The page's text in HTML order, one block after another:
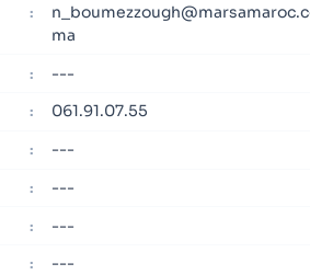
:
ma
: ---
: 061.91.07.55
: ---
: ---
: ---
: ---